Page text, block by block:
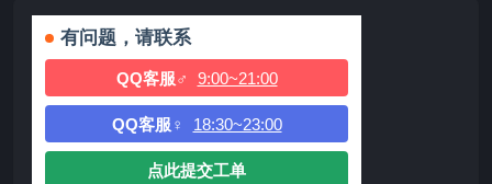
有问题，请联系
QQ客服♂ 9:00~21:00
QQ客服♀ 18:30~23:00
点此提交工单